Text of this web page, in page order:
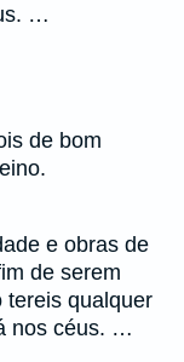
…
de bom
e obras de
de serem
tereis qualquer
nos céus. …